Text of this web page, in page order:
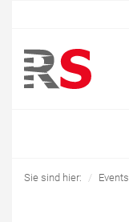
Sie sind hier: Events